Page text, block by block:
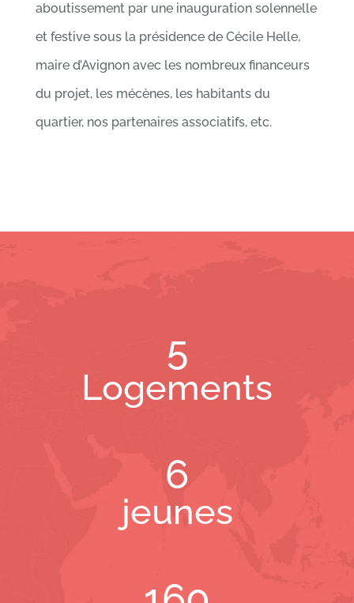
aboutissement par une inauguration solennelle
et festive sous la présidence de Cécile Helle,
maire d’Avignon avec les nombreux financeurs
du projet, les mécènes, les habitants du
quartier, nos partenaires associatifs, etc.
5
Logements
6
jeunes